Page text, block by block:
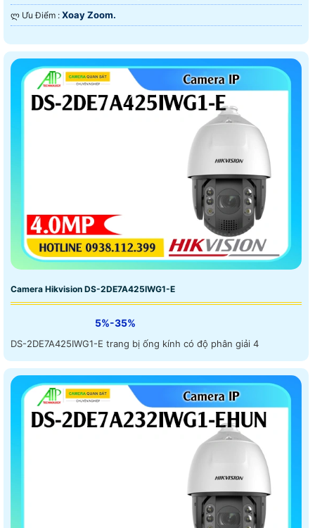
️ლ Ưu Điểm : Xoay Zoom.
Camera Hikvision DS-2DE7A425IWG1-E
5%-35%
DS-2DE7A425IWG1-E trang bị ống kính có độ phân giải 4